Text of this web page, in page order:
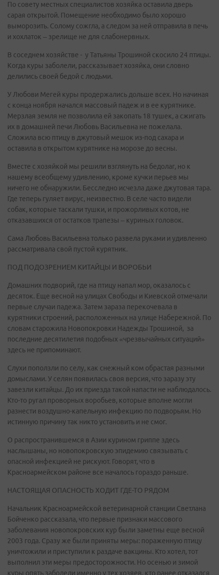
По совету местных специалистов хозяйка оставила дверь
сарая открытой. Помещение необходимо было хорошо
выморозить. Солому сожгла, а следом за ней отправила в печь
и хохлаток – зрелище не для слабонервных.
В соседнем хозяйстве - у Татьяны Трошиной скосило 24 птицы.
Когда куры заболели, рассказывает хозяйка, они словно
делились своей бедой с людьми.
У Любови Мегей куры продержались дольше всех. Но начиная
с конца ноября начался массовый падеж и в ее курятнике.
Мерзлая земля не позволила ей закопать 18 тушек, а сжигать
их в домашней печи Любовь Васильевна не пожелала.
Сложила всю птицу в джутовый мешок из-под сахара и
оставила в открытом курятнике на морозе до весны.
Вместе с хозяйкой мы решили взглянуть на бедолаг, но к
нашему всеобщему удивлению, кроме кучки перьев мы
ничего не обнаружили. Бесследно исчезла даже джутовая тара.
Где теперь гуляет вирус, неизвестно. В селе часто видели
собак, которые таскали тушки, и прожорливых котов, не
отказавшихся от остатков трапезы – куриных головок.
Сама Любовь Васильевна только развела руками и удивленно
рассматривала свой пустой курятник.
ПОД ПОДОЗРЕНИЕМ КИТАЙЦЫ И ВОРОБЬИ
Домашних подворий, где на птицу напал мор, оказалось с
десяток. Еще весной на улицах Свободы и Киевской отмечали
первые случаи падежа. Затем зараза перекочевала в
курятники строений, расположенных на улице Набережной. По
словам старожила Новопокровки Надежды Трошиной, за
последние десятилетия подобных «чрезвычайных ситуаций»
здесь не припоминают.
Слухи поползли по селу, как снежный ком обрастая разными
домыслами. У селян появилась своя версия, что заразу эту
завезли китайцы. До их приезда такой напасти не наблюдалось.
Кто-то ругал проворных воробьев, которые вполне могли
разнести воздушно-капельную инфекцию по подворьям. Но
истинную причину так никто установить и не смог.
О распространившемся в Азии курином гриппе здесь
наслышаны, но новопокровскую эпидемию связывать с
опасной инфекцией не рискуют. Говорят, что в
Красноармейском районе все началось гораздо раньше.
НАСТОЯЩАЯ ОПАСНОСТЬ ХОДИТ ГДЕ-ТО РЯДОМ
Начальник Красноармейской ветеринарной станции Светлана
Бойченко рассказала, что первые признаки массового
заболевания новопокровских кур были заметны еще весной
2003 года. Сразу же были приняты меры: пораженную птицу
уничтожили и приступили к раздаче вакцины. Кто хотел, тот
выполнил эти меры предосторожности. Но осенью и зимой
куры опять заболели именно у тех хозяев, кто ранее отказался